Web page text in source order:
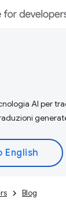
AI per
Blog